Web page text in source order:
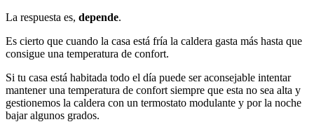
La respuesta es, depende.
Es cierto que cuando la casa está fría la caldera gasta más hasta que
consigue una temperatura de confort.
Si tu casa está habitada todo el día puede ser aconsejable intentar
mantener una temperatura de confort siempre que esta no sea alta y
gestionemos la caldera con un termostato modulante y por la noche
bajar algunos grados.